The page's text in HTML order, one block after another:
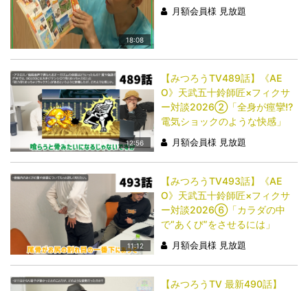
18:08
月額会員様 見放題
12:56
【みつろうTV489話】《AE
O》天武五十鈴師匠×フィクサ
ー対談2026②「全身が痙攣!?
電気ショックのような快感」
月額会員様 見放題
11:12
【みつろうTV493話】《AE
O》天武五十鈴師匠×フィクサ
ー対談2026⑥「カラダの中
で“あくび”をさせるには」
月額会員様 見放題
【みつろうTV 最新490話】